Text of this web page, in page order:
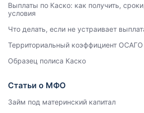
Выплаты по Каско: как получить,
условия
Что делать, если не устраивает
Территориальный коэффициент
Образец полиса Каско
Статьи о МФО
Займ под материнский капитал